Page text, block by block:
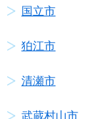
国立市
狛江市
清瀬市
武蔵村山市